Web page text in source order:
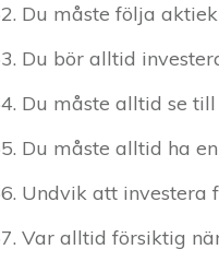
Du måste följa
Du bör alltid
Du måste alltid se
Du måste alltid ha
Undvik att investera
Var alltid försiktig